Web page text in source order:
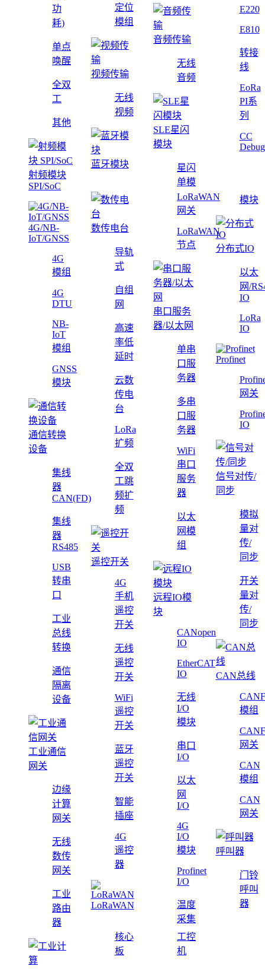
功
耗)
单点
唤醒
全双
工
其他
射频模块
SPI/SoC
定位
模组
视频传输
无线
视频
蓝牙模块
音频传输
无线
音频
SLE星闪
模块
星闪
单模
E220
E810
转接
线
EoRa
PI系
列
CC
4G/NB-
IoT/GNSS
4G
模组
4G
DTU
NB-
IoT
模组
GNSS
模块
通信转换
设备
集线
器
CAN(FD)
集线
器
RS485
USB
转串
口
工业
总线
转换
通信
隔离
设备
工业通信
网关
边缘
计算
网关
无线
数传
网关
工业
路由
器
数传电台
导轨
式
自组
网
高速
率低
延时
云数
传电
台
LoRa
扩频
全双
工跳
频扩
频
遥控开关
4G
手机
遥控
开关
无线
遥控
开关
WiFi
遥控
开关
蓝牙
遥控
开关
智能
插座
4G
遥控
器
LoRaWAN
LoRaWAN
网关
LoRaWAN
节点
串口服务
器/以太网
单串
口服
务器
多串
口服
务器
WiFi
串口
服务
器
以太
网模
组
远程IO模
块
CANopen
IO
EtherCAT
IO
无线
I/O
模块
串口
I/O
以太
网
I/O
4G
I/O
模块
Profinet
I/O
温度
采集
模块
分布式IO
以太
网/
IO
LoRa
IO
Profinet
网关
IO
信号对传/
同步
模拟
量对
传/
同步
开关
量对
传/
同步
CAN总线
模组
网关
CAN
模组
CAN
网关
呼叫器
门铃
呼叫
器
核心
板
工控
机